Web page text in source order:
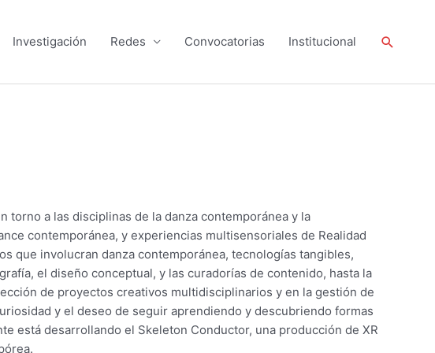
Investigación Redes Convocatorias Institucional Buscar
torno a las disciplinas de la danza contemporánea y la
contemporánea, y experiencias multisensoriales de Realidad
que involucran danza contemporánea, tecnologías tangibles,
el diseño conceptual, y las curadorías de contenido, hasta la
de proyectos creativos multidisciplinarios y en la gestión de
y el deseo de seguir aprendiendo y descubriendo formas
está desarrollando el Skeleton Conductor, una producción de XR